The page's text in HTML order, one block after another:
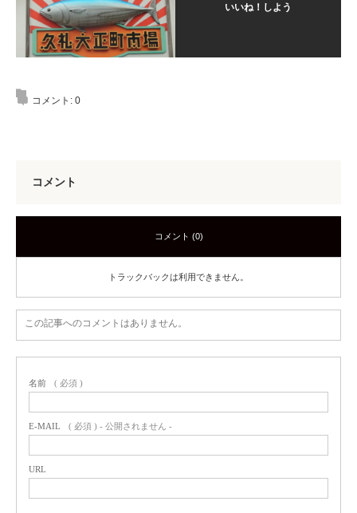
いいね！しよう
コメント: 0
コメント
コメント (0)
トラックバックは利用できません。
この記事へのコメントはありません。
名前 ( 必須 )
E-MAIL ( 必須 ) - 公開されません -
URL